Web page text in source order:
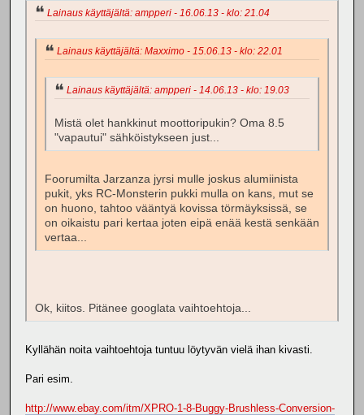
Lainaus käyttäjältä: ampperi - 16.06.13 - klo: 21.04
Lainaus käyttäjältä: Maxximo - 15.06.13 - klo: 22.01
Lainaus käyttäjältä: ampperi - 14.06.13 - klo: 19.03
Mistä olet hankkinut moottoripukin? Oma 8.5
"vapautui" sähköistykseen just...
Foorumilta Jarzanza jyrsi mulle joskus alumiinista
pukit, yks RC-Monsterin pukki mulla on kans, mut se
on huono, tahtoo vääntyä kovissa törmäyksissä, se
on oikaistu pari kertaa joten eipä enää kestä senkään
vertaa...
Ok, kiitos. Pitänee googlata vaihtoehtoja...
Kyllähän noita vaihtoehtoja tuntuu löytyvän vielä ihan kivasti.
Pari esim.
http://www.ebay.com/itm/XPRO-1-8-Buggy-Brushless-Conversion-